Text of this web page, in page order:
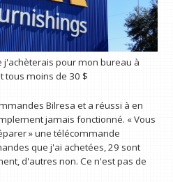
j'achèterais pour mon bureau à
tous moins de 30 $
Bilresa et a réussi à en
jamais fonctionné. « Vous
» une télécommande
que j'ai achetées, 29 sont
d'autres non. Ce n'est pas de